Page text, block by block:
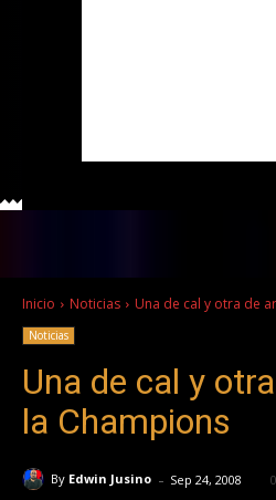
Inicio Noticias Una de cal y otra de
Noticias
Una de cal y
la Champions
By Edwin Jusino - Sep 24, 2008 0